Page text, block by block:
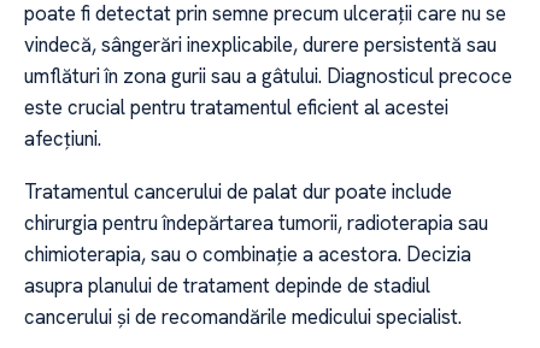
poate fi detectat prin semne precum ulcerații care nu se
vindecă, sângerări inexplicabile, durere persistentă sau
umflături în zona gurii sau a gâtului. Diagnosticul precoce
este crucial pentru tratamentul eficient al acestei
afecțiuni.
Tratamentul cancerului de palat dur poate include
chirurgia pentru îndepărtarea tumorii, radioterapia sau
chimioterapia, sau o combinație a acestora. Decizia
asupra planului de tratament depinde de stadiul
cancerului și de recomandările medicului specialist.